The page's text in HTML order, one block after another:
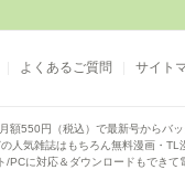
よくあるご質問 サイト
額550円（税込）で最新号からバ
人気雑誌はもちろん 無料漫画・TL
/PCに対応＆ダウンロードもできて